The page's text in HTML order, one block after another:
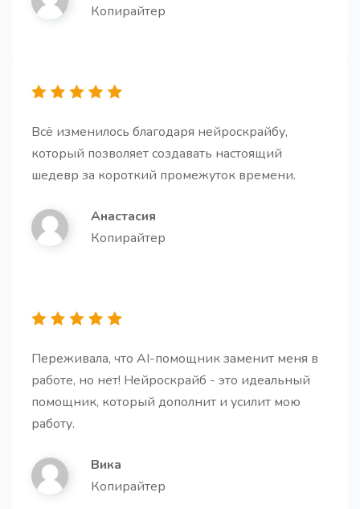
Копирайтер
Всё изменилось благодаря нейроскрайбу,
который позволяет создавать настоящий
шедевр за короткий промежуток времени.
Анастасия
Копирайтер
Переживала, что AI-помощник заменит меня в
работе, но нет! Нейроскрайб - это идеальный
помощник, который дополнит и усилит мою
работу.
Вика
Копирайтер